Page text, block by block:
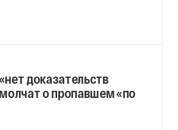
доказательств
о пропавшем «по